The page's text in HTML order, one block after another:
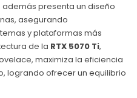
presenta un diseño
asegurando
y plataformas más
de la RTX 5070 Ti,
maximiza la eficiencia
logrando ofrecer un equilibrio